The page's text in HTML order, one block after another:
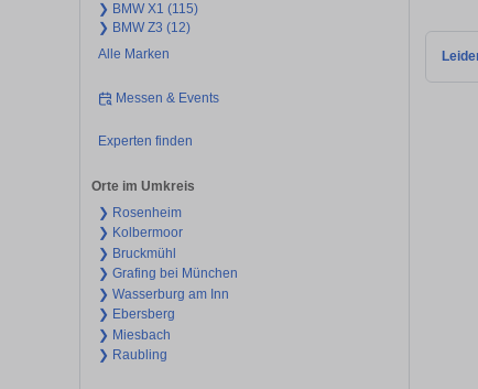
❯ BMW X1 (115)
❯ BMW Z3 (12)
Alle Marken
Messen & Events
Experten finden
Orte im Umkreis
❯ Rosenheim
❯ Kolbermoor
❯ Bruckmühl
❯ Grafing bei München
❯ Wasserburg am Inn
❯ Ebersberg
❯ Miesbach
❯ Raubling